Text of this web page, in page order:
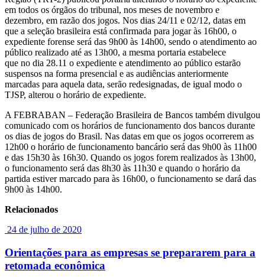
em todos os órgãos do tribunal, nos meses de novembro e
dezembro, em razão dos jogos. Nos dias 24/11 e 02/12, datas em
que a seleção brasileira está confirmada para jogar às 16h00, o
expediente forense será das 9h00 às 14h00, sendo o atendimento ao
público realizado até as 13h00, a mesma portaria estabelece
que no dia 28.11 o expediente e atendimento ao público estarão
suspensos na forma presencial e as audiências anteriormente
marcadas para aquela data, serão redesignadas, de igual modo o
TJSP, alterou o horário de expediente.
A FEBRABAN – Federação Brasileira de Bancos também divulgou
comunicado com os horários de funcionamento dos bancos durante
os dias de jogos do Brasil. Nas datas em que os jogos ocorrerem as
12h00 o horário de funcionamento bancário será das 9h00 às 11h00
e das 15h30 às 16h30. Quando os jogos forem realizados às 13h00,
o funcionamento será das 8h30 às 11h30 e quando o horário da
partida estiver marcado para às 16h00, o funcionamento se dará das
9h00 às 14h00.
Relacionados
24 de julho de 2020
Orientações para as empresas se prepararem para a
retomada econômica